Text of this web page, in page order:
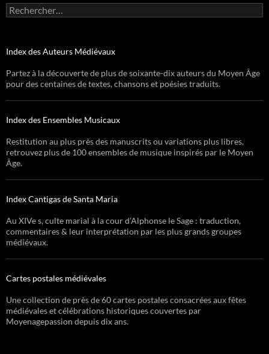
Rechercher :
Index des Auteurs Médiévaux
Partez à la découverte de plus de soixante-dix auteurs du Moyen Âge
pour des centaines de textes, chansons et poésies traduits.
Index des Ensembles Musicaux
Restitution au plus près des manuscrits ou variations plus libres,
retrouvez plus de 100 ensembles de musique inspirés par le Moyen
Âge.
Index Cantigas de Santa Maria
Au XIVe s, culte marial à la cour d’Alphonse le Sage : traduction,
commentaires & leur interprétation par les plus grands groupes
médiévaux.
Cartes postales médiévales
Une collection de près de 60 cartes postales consacrées aux fêtes
médiévales et célébrations historiques couvertes par
Moyenagepassion depuis dix ans.